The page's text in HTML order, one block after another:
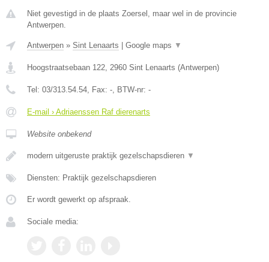
Niet gevestigd in de plaats Zoersel, maar wel in de provincie
Antwerpen.
Antwerpen » Sint Lenaarts Google maps ▼
Hoogstraatsebaan 122, 2960 Sint Lenaarts (Antwerpen)
Tel: 03/313.54.54, Fax: -, BTW-nr: -
E-mail › Adriaenssen Raf dierenarts
Website onbekend
modern uitgeruste praktijk gezelschapsdieren ▼
Diensten: Praktijk gezelschapsdieren
Er wordt gewerkt op afspraak.
Sociale media: